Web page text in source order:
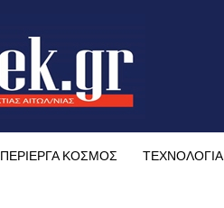
ΠΕΡΙΕΡΓΑ ΚΟΣΜΟΣ ΤΕΧΝΟΛΟΓΙΑ